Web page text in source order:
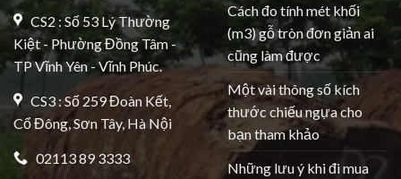
CS2 : Số 53 Lý Thường
Kiệt - Phường Đồng Tâm -
TP Vĩnh Yên - Vĩnh Phúc.
CS3 : Số 259 Đoàn Kết,
Cổ Đông, Sơn Tây, Hà Nội
02113 89 3333
Cách đo tính mét khối
(m3) gỗ tròn đơn giản ai
cũng làm được
Một vài thông số kích
thước chiếu ngựa cho
bạn tham khảo
Những lưu ý khi đi mua